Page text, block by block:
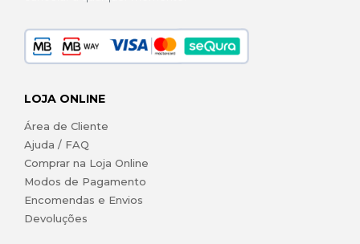
LOJA ONLINE
Área de Cliente
Ajuda / FAQ
Comprar na Loja Online
Modos de Pagamento
Encomendas e Envios
Devoluções